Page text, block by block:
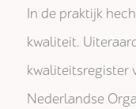
In de praktijk
kwaliteit.
kwaliteitsregister
Nederlandse